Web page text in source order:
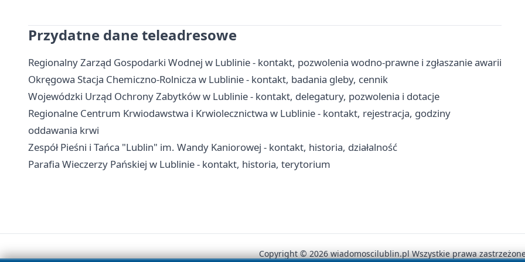
Przydatne dane teleadresowe
Regionalny Zarząd Gospodarki Wodnej w Lublinie - kontakt, pozwolenia wodno-prawne i zgłaszanie awarii
Okręgowa Stacja Chemiczno-Rolnicza w Lublinie - kontakt, badania gleby, cennik
Wojewódzki Urząd Ochrony Zabytków w Lublinie - kontakt, delegatury, pozwolenia i dotacje
Regionalne Centrum Krwiodawstwa i Krwiolecznictwa w Lublinie - kontakt, rejestracja, godziny
oddawania krwi
Zespół Pieśni i Tańca "Lublin" im. Wandy Kaniorowej - kontakt, historia, działalność
Parafia Wieczerzy Pańskiej w Lublinie - kontakt, historia, terytorium
Copyright © 2026 wiadomoscilublin.pl Wszystkie prawa